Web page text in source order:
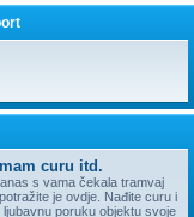
curu itd.
s vama čekala tramvaj
je ovdje. Nađite curu i
poruku objektu svoje